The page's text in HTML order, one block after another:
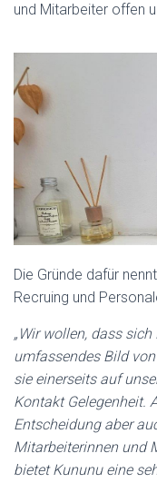
und Mitarbeiter offen
Die Gründe dafür
Recruing und
„Wir wollen, dass
umfassendes Bild
sie einerseits auf
Kontakt Gelegenheit.
Entscheidung aber
Mitarbeiterinnen und
bietet Kununu eine